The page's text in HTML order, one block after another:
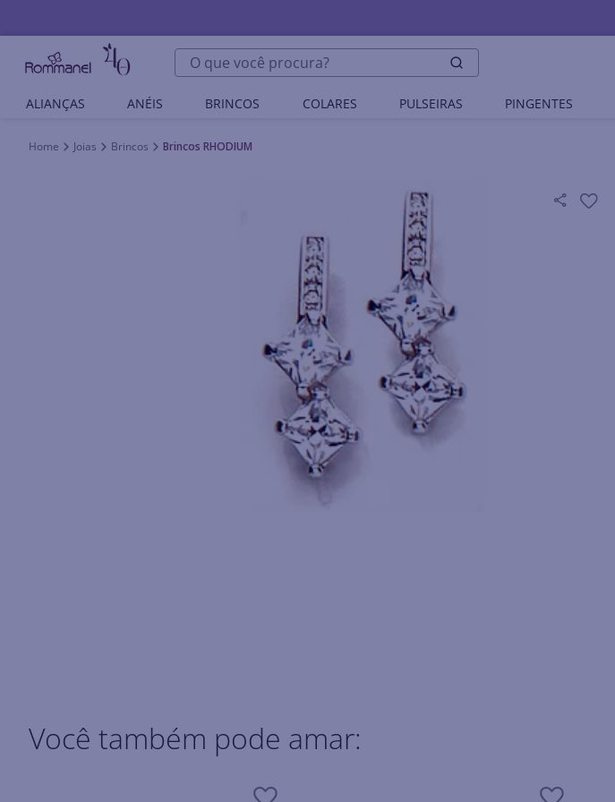
O que você procura?
ALIANÇAS ANÉIS BRINCOS COLARES PULSEIRAS PINGENTES
Joias Brincos Brincos RHODIUM
Você também pode amar: